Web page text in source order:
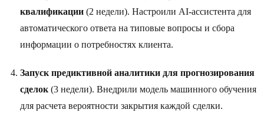
квалификации (2 недели). Настроили AI-ассистента для
автоматического ответа на типовые вопросы и сбора
информации о потребностях клиента.
Запуск предиктивной аналитики для прогнозирования
сделок (3 недели). Внедрили модель машинного обучения
для расчета вероятности закрытия каждой сделки.